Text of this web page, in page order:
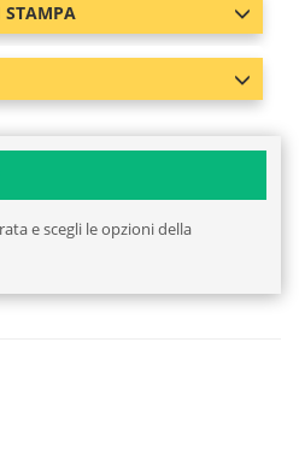
STAMPA
e scegli le opzioni della